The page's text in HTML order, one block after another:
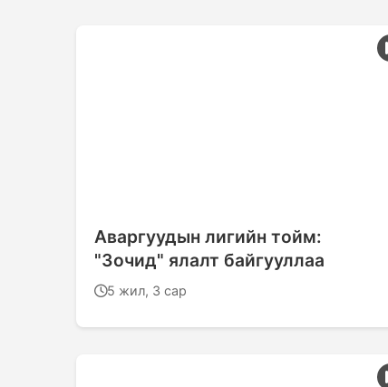
Аваргуудын лигийн тойм:
"Зочид" ялалт байгууллаа
5 жил, 3 сар